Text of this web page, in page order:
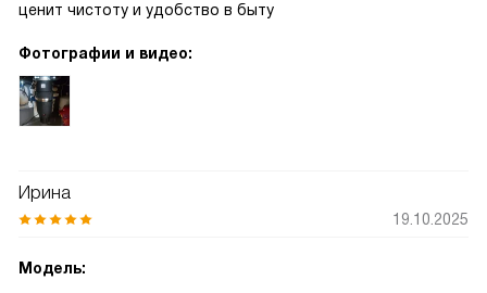
ценит чистоту и удобство в быту
Фотографии и видео:
Ирина
19.10.2025
Модель: